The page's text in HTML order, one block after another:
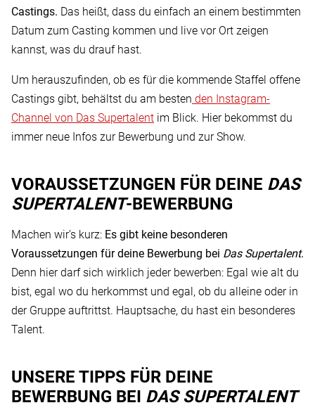
Castings. Das heißt, dass du einfach an einem bestimmten
Datum zum Casting kommen und live vor Ort zeigen
kannst, was du drauf hast.
Um herauszufinden, ob es für die kommende Staffel offene
Castings gibt, behältst du am besten den Instagram-
Channel von Das Supertalent im Blick. Hier bekommst du
immer neue Infos zur Bewerbung und zur Show.
VORAUSSETZUNGEN FÜR DEINE DAS
SUPERTALENT-BEWERBUNG
Machen wir’s kurz: Es gibt keine besonderen
Voraussetzungen für deine Bewerbung bei Das Supertalent.
Denn hier darf sich wirklich jeder bewerben: Egal wie alt du
bist, egal wo du herkommst und egal, ob du alleine oder in
der Gruppe auftrittst. Hauptsache, du hast ein besonderes
Talent.
UNSERE TIPPS FÜR DEINE
BEWERBUNG BEI DAS SUPERTALENT